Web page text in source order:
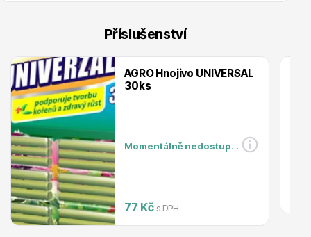
Okrasné trávy
Příslušenství
AGRO Hnojivo UNIVERSAL
30ks
Momentálně nedostupné
77 Kč s DPH